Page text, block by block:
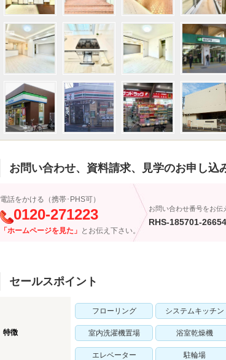
お問い合わせ、資料請求、見学のお申し込
電話をかける（携帯･PHS可）
0120-271223
「ホームページを見た」 とお伝え下さい。
お問い合わせ番号をお伝
RHS-185701-26654
セールスポイント
特徴
フローリング システムキッチン
室内洗濯機置場 浴室乾燥機
エレベーター 駐輪場